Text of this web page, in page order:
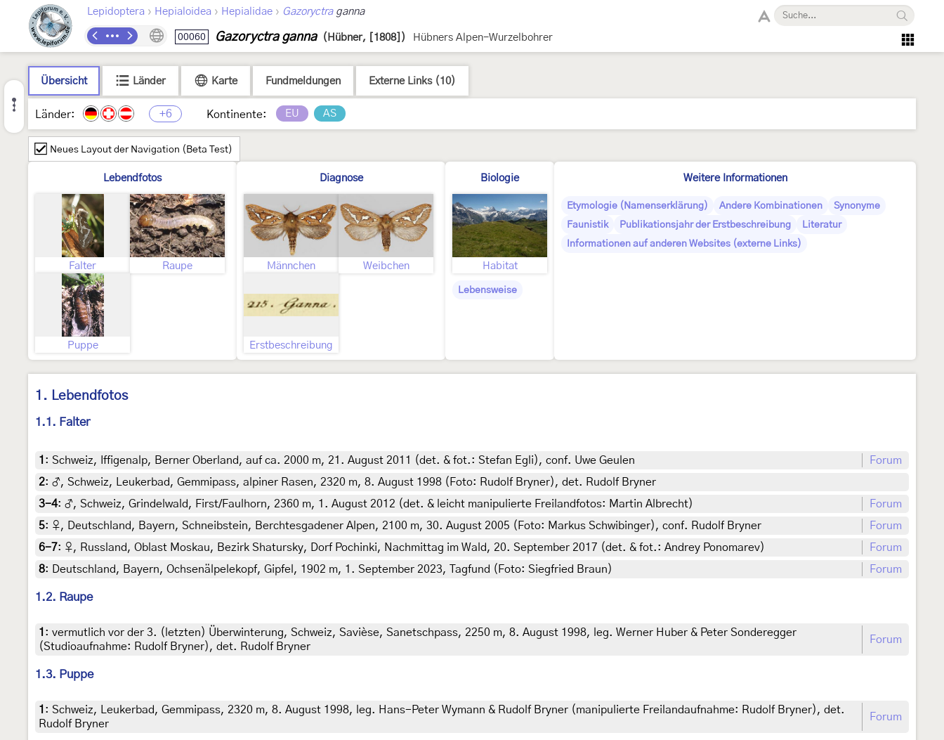
Lepidoptera › Hepialoidea › Hepialidae › Gazoryctraganna
00060 Gazoryctra ganna (Hübner, [1808]) Hübners Alpen-Wurzelbohrer
Übersicht Länder Karte Fundmeldungen Externe Links (10)
Länder: +6 Kontinente: EU AS
Neues Layout der Navigation (Beta Test)
Lebendfotos
Falter Raupe
Puppe
Diagnose
Männchen Weibchen
Erstbeschreibung
Biologie
Habitat
Lebensweise
Weitere Informationen
Etymologie (Namenserklärung) Andere Kombinationen
Synonyme
Faunistik
Publikationsjahr der Erstbeschreibung
Literatur
Informationen auf anderen Websites (externe Links)
1. Lebendfotos
1.1. Falter
1 : Schweiz, Iffigenalp, Berner Oberland, auf ca. 2000 m, 21. August 2011 (det. & fot.: Stefan Egli), conf. Uwe Geulen
Forum
2: ♂, Schweiz, Leukerbad, Gemmipass, alpiner Rasen, 2320 m, 8. August 1998 (Foto: Rudolf Bryner), det. Rudolf Bryner
3-4: ♂, Schweiz, Grindelwald, First/Faulhorn, 2360 m, 1. August 2012 (det. & leicht manipulierte Freilandfotos: Martin Albrecht)
Forum
5: ♀, Deutschland, Bayern, Schneibstein, Berchtesgadener Alpen, 2100 m, 30. August 2005 (Foto: Markus Schwibinger), conf. Rudolf Bryner
Forum
6-7: ♀, Russland, Oblast Moskau, Bezirk Shatursky, Dorf Pochinki, Nachmittag im Wald, 20. September 2017 (det. & fot.: Andrey Ponomarev)
Forum
8: Deutschland, Bayern, Ochsenälpelekopf, Gipfel, 1902 m, 1. September 2023, Tagfund (Foto: Siegfried Braun) Forum
1.2. Raupe
1 : vermutlich vor der 3. (letzten) Überwinterung, Schweiz, Savièse, Sanetschpass, 2250 m, 8. August 1998, leg. Werner Huber & Peter Sonderegger
(Studioaufnahme: Rudolf Bryner), det. Rudolf Bryner
Forum
1.3. Puppe
1 : Schweiz, Leukerbad, Gemmipass, 2320 m, 8. August 1998, leg. Hans-Peter Wymann & Rudolf Bryner (manipulierte Freilandaufnahme: Rudolf Bryner), det.
Rudolf Bryner
Forum